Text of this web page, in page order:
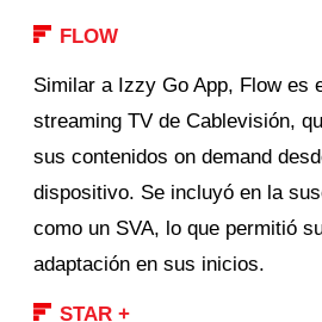
FLOW
Similar a Izzy Go App, Flow es
streaming TV de Cablevisión,
sus contenidos on demand
dispositivo. Se incluyó en la
como un SVA, lo que permitió
adaptación en sus inicios.
STAR +